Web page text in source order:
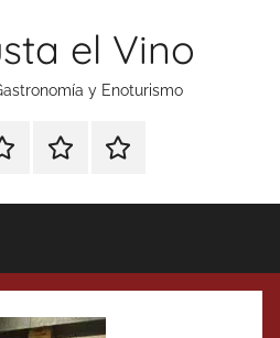
el Vino
y Enoturismo
RankingContacto